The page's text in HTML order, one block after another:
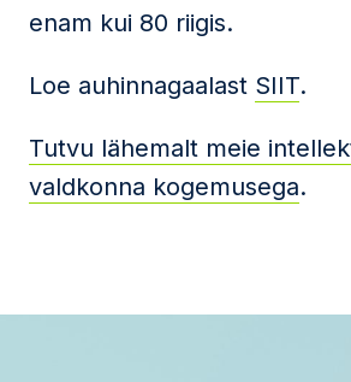
enam kui 80 riigis.
Loe auhinnagaalast SIIT.
Tutvu lähemalt meie
valdkonna kogemusega.